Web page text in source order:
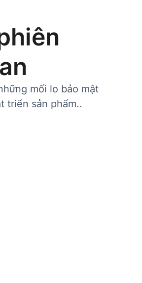
mối lo bảo mật
triển sản phẩm..